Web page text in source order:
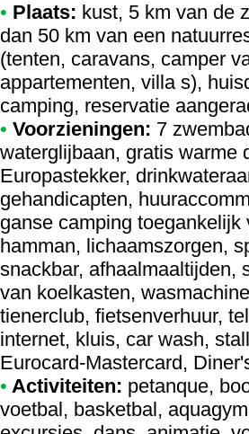
• Plaats: kust, 5 km van de
dan 50 km van een
(tenten, caravans, camper
appartementen, villa s),
camping, reservatie
• Voorzieningen: 7
waterglijbaan, gratis warme
Europastekker,
gehandicapten,
ganse camping
hamman, lichaamszorgen,
snackbar, afhaalmaaltijden,
van koelkasten,
tienerclub, fietsenverhuur,
internet, kluis, car wash,
Eurocard-Mastercard,
• Activiteiten: petanque,
voetbal, basketbal,